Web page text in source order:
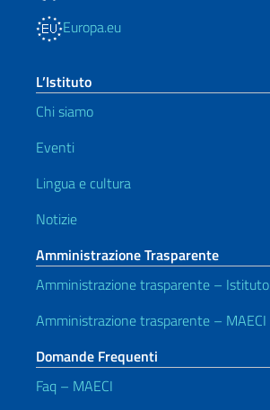
Europa.eu
L’Istituto
Chi siamo
Eventi
Lingua e cultura
Notizie
Amministrazione Trasparente
Amministrazione trasparente – Istituto
Amministrazione trasparente – MAECI
Domande Frequenti
Faq – MAECI